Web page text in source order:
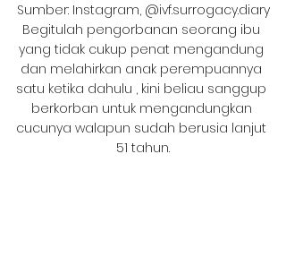
Sumber: Instagram, @ivf.surrogacy.diary
Begitulah pengorbanan seorang ibu
yang tidak cukup penat mengandung
dan melahirkan anak perempuannya
satu ketika dahulu , kini beliau sanggup
berkorban untuk mengandungkan
cucunya walapun sudah berusia lanjut
51 tahun.